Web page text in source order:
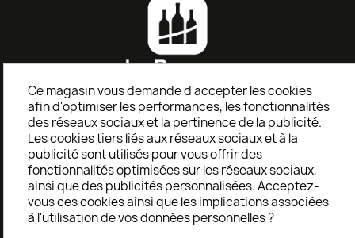
AIDE
Service client
Formulaire de retour
TERMES
Ce magasin vous demande d'accepter les cookies
afin d'optimiser les performances, les fonctionnalités
des réseaux sociaux et la pertinence de la publicité.
Les cookies tiers liés aux réseaux sociaux et à la
publicité sont utilisés pour vous offrir des
fonctionnalités optimisées sur les réseaux sociaux,
ainsi que des publicités personnalisées. Acceptez-
vous ces cookies ainsi que les implications associées
à l'utilisation de vos données personnelles ?